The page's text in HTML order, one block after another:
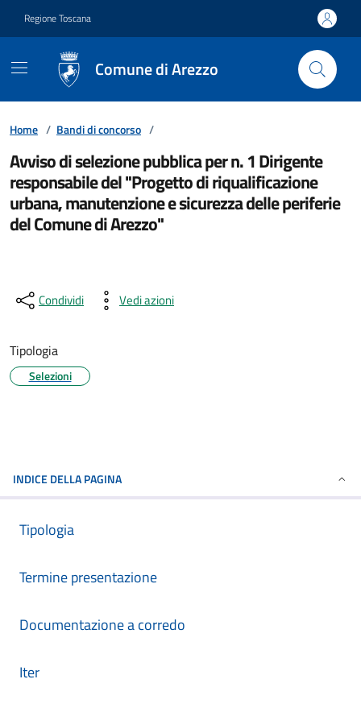
Regione Toscana
Comune di Arezzo
Home / Bandi di concorso /
Avviso di selezione pubblica per n. 1 Dirigente
responsabile del "Progetto di riqualificazione
urbana, manutenzione e sicurezza delle periferie
del Comune di Arezzo"
Condividi Vedi azioni
Tipologia
Selezioni
INDICE DELLA PAGINA
Tipologia
Termine presentazione
Documentazione a corredo
Iter